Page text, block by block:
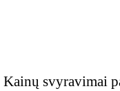
svyravimai